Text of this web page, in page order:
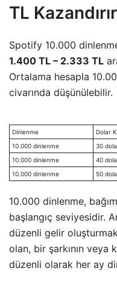
TL
Spotify 10.000
1.400 TL – 2.333 TL
Ortalama hesapla
civarında düşünülebilir.
Dinlenme Dolar
10.000 dinlenme
30
10.000 dinlenme
40
10.000 dinlenme
50
10.000 dinlenme,
başlangıç seviyesidir.
düzenli gelir
olan, bir şarkının veya
düzenli olarak her ay